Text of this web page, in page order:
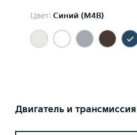
Цвет: Синий (M4B)
Двигатель и трансмиссия